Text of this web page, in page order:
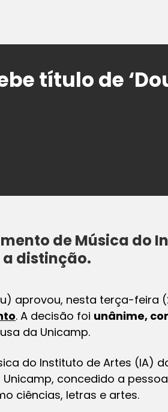
título de
de Música do
a distinção.
aprovou, nesta terça-feira
. A decisão foi unânime,
da Unicamp.
do Instituto de Artes (IA)
concedido a
ciências, letras e artes.